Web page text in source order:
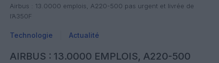
Airbus : 13.0000 emplois, A220-500 pas urgent et livrée de
l’A350F
Technologie Actualité
AIRBUS : 13.0000 EMPLOIS, A220-500